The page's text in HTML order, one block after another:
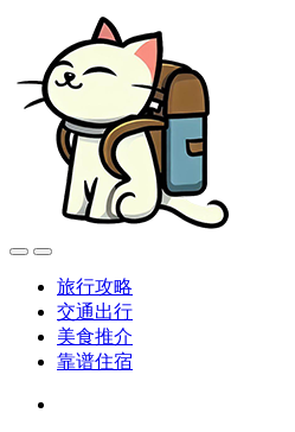
旅行攻略
交通出行
美食推介
靠谱住宿